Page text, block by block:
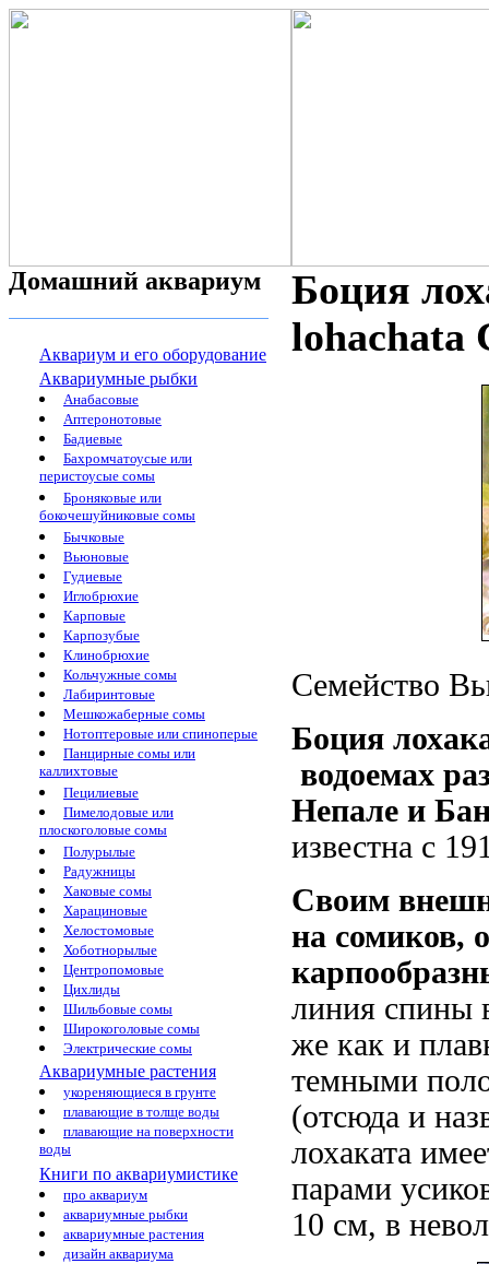
Домашний аквариум
Аквариум и его оборудование
Аквариумные рыбки
Анабасовые
Аптеронотовые
Бадиевые
Бахромчатоусые или
перистоусые сомы
Броняковые или
бокочешуйниковые сомы
Бычковые
Вьюновые
Гудиевые
Иглобрюхие
Карповые
Карпозубые
Клинобрюхие
Кольчужные сомы
Лабиринтовые
Мешкожаберные сомы
Нотоптеровые или спиноперые
Панцирные сомы или
каллихтовые
Пецилиевые
Пимелодовые или
плоскоголовые сомы
Полурылые
Радужницы
Хаковые сомы
Харациновые
Хелостомовые
Хоботнорылые
Центропомовые
Цихлиды
Шильбовые сомы
Широкоголовые сомы
Электрические сомы
Аквариумные растения
укореняющиеся в грунте
плавающие в толще воды
плавающие на поверхности
воды
Книги по аквариумистике
про аквариум
аквариумные рыбки
аквариумные растения
дизайн аквариума
Боция
lohachata
Семейство
Боция
водоемах
Непале и
известна с
Своим
на сомиков,
линия спины
же как и
темными
(отсюда и
лохаката
парами
10 см, в